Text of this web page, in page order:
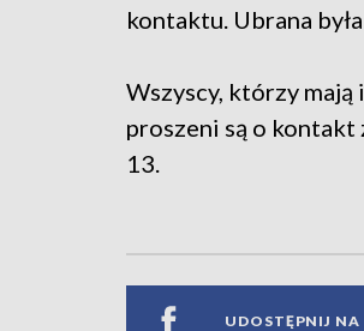
kontaktu. Ubrana
Wszyscy, którzy
proszeni są o
13.
UDOSTĘPNIJ NA